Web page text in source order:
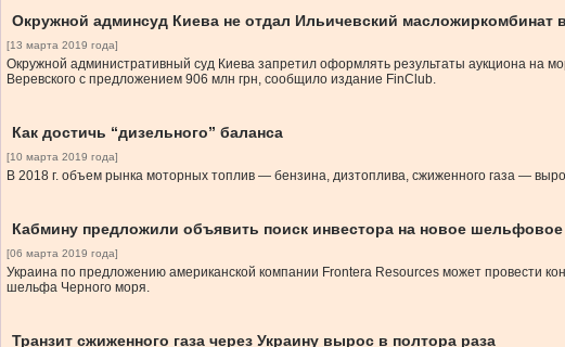
Окружной админсуд Киева не отдал Ильичевский масложиркомбинат
[13 марта 2019 года]
Окружной административный суд Киева запретил оформлять результаты аукциона на
Веревского с предложением 906 млн грн, сообщило издание FinClub.
Как достичь “дизельного” баланса
[10 марта 2019 года]
В 2018 г. объем рынка моторных топлив — бензина, дизтоплива, сжиженного газа —
Кабмину предложили объявить поиск инвестора на новое
[06 марта 2019 года]
Украина по предложению американской компании Frontera Resources может провести
шельфа Черного моря.
Транзит сжиженного газа через Украину вырос в полтора раза